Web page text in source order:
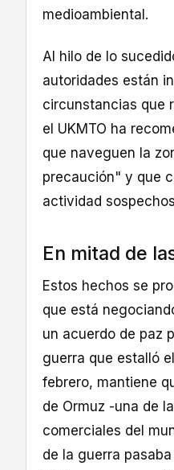
medioambiental.
Al hilo de lo
autoridades están
circunstancias que
el UKMTO ha
que naveguen la
precaución" y que
actividad
En mitad de
Estos hechos se
que está
un acuerdo de paz
guerra que estalló
febrero, mantiene
de Ormuz -una de
comerciales del
de la guerra